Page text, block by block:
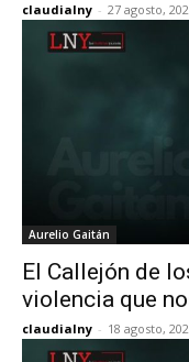
claudialny - 27 agosto,
Aurelio Gaitán
El Callejón de
violencia que
claudialny - 18 agosto,